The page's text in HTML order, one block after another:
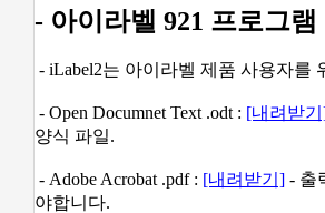
- 아이라벨 921 프로그
- iLabel2는 아이라벨 제품 사용자
- Open Documnet Text .odt : [내려받
양식 파일.
- Adobe Acrobat .pdf : [내려받기] - 출
야합니다.